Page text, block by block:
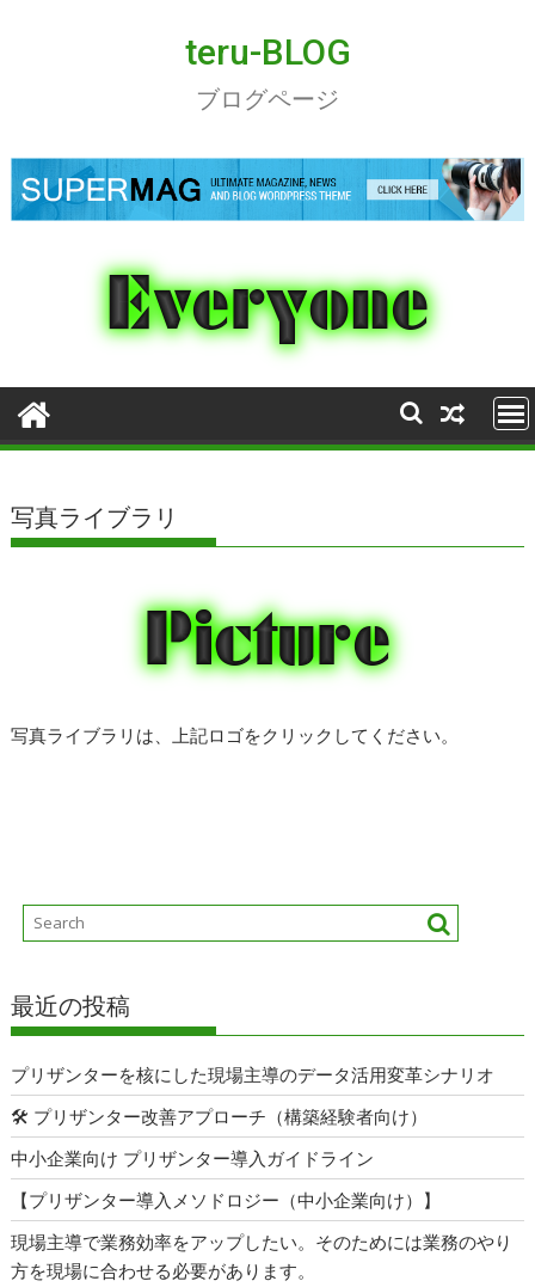
teru-BLOG
ブログページ
写真ライブラリ
写真ライブラリは、上記ロゴをクリックしてください。
最近の投稿
プリザンターを核にした現場主導のデータ活用変革シナリオ
🛠 プリザンター改善アプローチ（構築経験者向け）
中小企業向け プリザンター導入ガイドライン
【プリザンター導入メソドロジー（中小企業向け）】
現場主導で業務効率をアップしたい。そのためには業務のやり
方を現場に合わせる必要があります。